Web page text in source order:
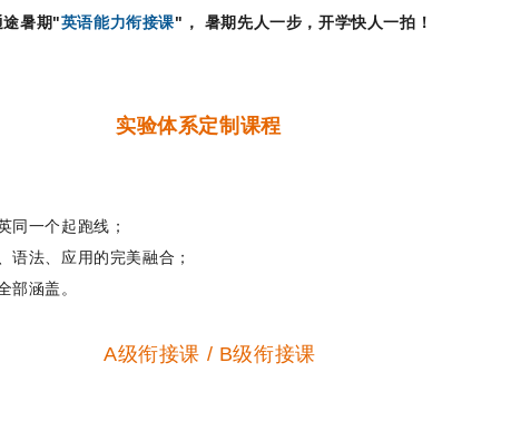
途暑期"英语能力衔接课"， 暑期先人一步，开学快人一拍！
实验体系定制课程
同一个起跑线；
语法、应用的完美融合；
部涵盖。
A级衔接课 / B级衔接课